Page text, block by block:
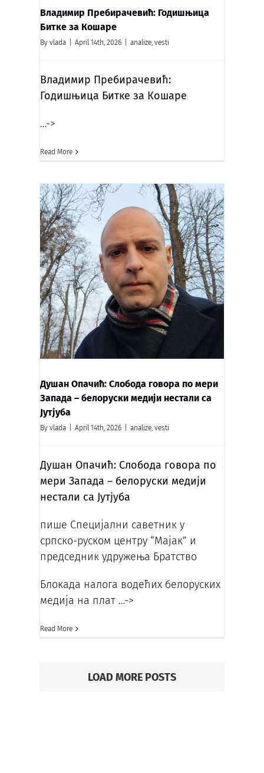
Владимир Пребирачевић: Годишњица
Битке за Кошаре
By vlada April 14th, 2026 analize, vesti
Владимир Пребирачевић:
Годишњица Битке за Кошаре
…->
Read More
Душан Опачић: Слобода говора по мери
Запада – белоруски медији нестали са
Јутјуба
By vlada April 14th, 2026 analize, vesti
Душан Опачић: Слобода говора по
мери Запада – белоруски медији
нестали са Јутјуба
пише Специјални саветник у
српско-руском центру “Мајак” и
председник удружења Братство
Блокада налога водећих белоруских
медија на плат …->
Read More
LOAD MORE POSTS